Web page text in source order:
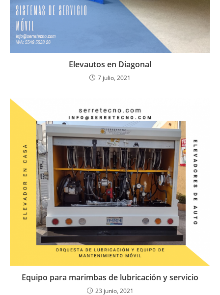
Elevautos en Diagonal
7 julio, 2021
Equipo para marimbas de lubricación y servicio
23 junio, 2021